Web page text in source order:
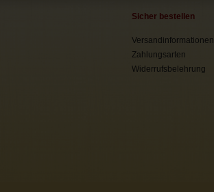
Sicher bestellen
Versandinformationen
Zahlungsarten
Widerrufsbelehrung